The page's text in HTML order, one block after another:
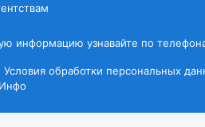
информацию узнавайте по
Условия обработки персональных